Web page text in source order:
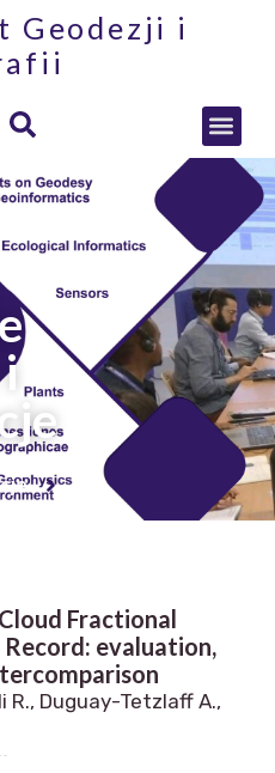
Geodezji i
Fractional
evaluation,
R., Duguay-Tetzlaff A.,